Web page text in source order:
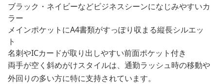
ブラック・ネイビーなどビジネスシーンになじみやすいカ
ラー
メインポケットにA4書類がすっぽり収まる縦長シルエッ
ト
名刺やICカードが取り出しやすい前面ポケット付き
両手が空く斜めがけスタイルは、通勤ラッシュ時の移動や
外回りの多い方に特に支持されています。